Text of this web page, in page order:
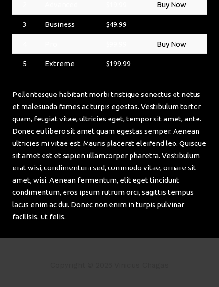
Buy Now
3 Business $49.99
Buy Now
5 Extreme $199.99
Pellentesque habitant morbi tristique senectus et netus
et malesuada fames ac turpis egestas. Vestibulum tortor
quam, feugiat vitae, ultricies eget, tempor sit amet, ante.
Donec eu libero sit amet quam egestas semper. Aenean
ultricies mi vitae est. Mauris placerat eleifend leo. Quisque
sit amet est et sapien ullamcorper pharetra. Vestibulum
erat wisi, condimentum sed, commodo vitae, ornare sit
amet, wisi. Aenean fermentum, elit eget tincidunt
condimentum, eros ipsum rutrum orci, sagittis tempus
lacus enim ac dui. Donec non enim in turpis pulvinar
facilisis. Ut felis.